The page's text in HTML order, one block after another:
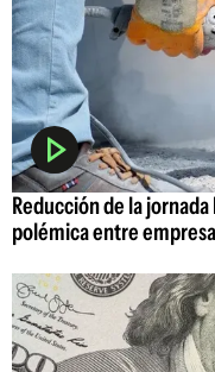
Reducción de la
polémica entre